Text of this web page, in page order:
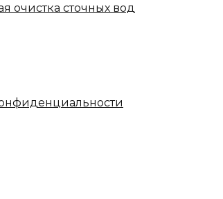
очистка сточных вод